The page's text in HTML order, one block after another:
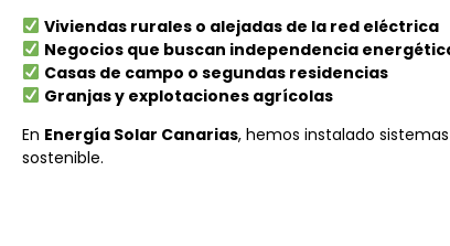
Viviendas rurales o alejadas de la red eléctrica
Negocios que buscan independencia
Casas de campo o segundas residencias
Granjas y explotaciones agrícolas
En Energía Solar Canarias, hemos instalado
sostenible.